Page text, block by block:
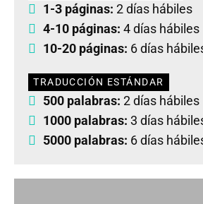
1-3 páginas: 2 días hábiles
4-10 páginas: 4 días hábiles
10-20 páginas: 6 días
TRADUCCIÓN ESTÁNDAR
500 palabras: 2 días hábiles
1000 palabras: 3 días
5000 palabras: 6 días